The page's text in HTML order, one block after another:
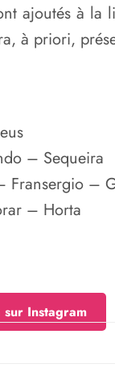
ajoutés à la
à priori,
– Sequeira
Fransergio –
– Horta
sur Instagram